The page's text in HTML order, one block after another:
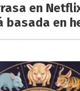
en
basada en